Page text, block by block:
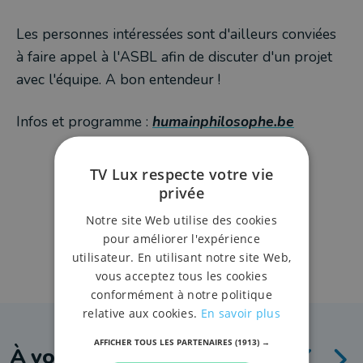
Les personnes intéressées sont d'ailleurs conviées
à faire appel à l'ASBL afin de discuter d'un projet
avec l'équipe. A bon entendeur !
Infos et programme : humainphilosophe.be
À voir aussi
TV Lux respecte votre vie
privée
Notre site Web utilise des cookies
pour améliorer l'expérience
utilisateur. En utilisant notre site Web,
vous acceptez tous les cookies
conformément à notre politique
relative aux cookies. En savoir plus
AFFICHER TOUS LES PARTENAIRES (1913) →